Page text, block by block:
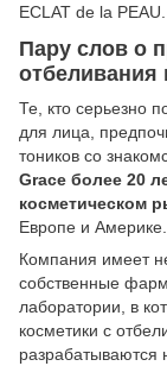
ECLAT de la PEAU.
Пару слов о
отбеливания
Те, кто серьезно
для лица,
тоников со
Grace более 20
косметическом
Европе и Америке.
Компания имеет
собственные
лаборатории, в
косметики с